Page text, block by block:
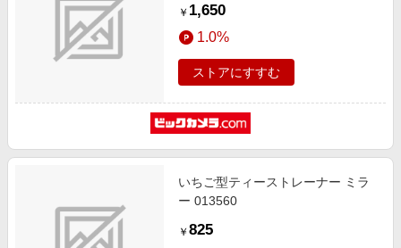
￥ 1,650
1.0%
ストアにすすむ
いちご型ティーストレーナー ミラ
ー 013560
￥ 825